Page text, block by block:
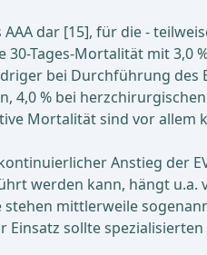
dar [15], für die -
Mortalität mit 3,0 %
bei Durchführung
% bei
Mortalität sind vor
Anstieg der
werden kann, hängt
mittlerweile
sollte